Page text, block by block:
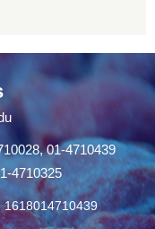
01-4710439
1618014710439